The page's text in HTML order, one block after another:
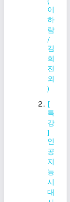
이
하
람
/
김
희
진
외
)
[
특
강
]
인
공
지
능
시
대